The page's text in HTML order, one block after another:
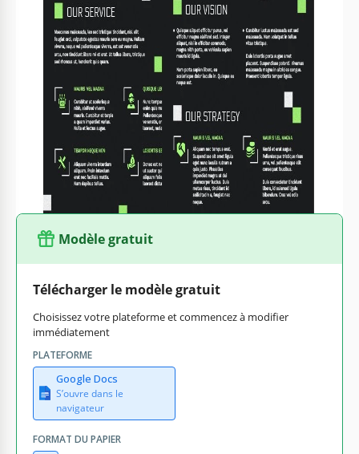
Bien sûr, oui. Vous devez créer une copie du modèle dans
Google Docs ou MS Word (choisissez l'éditeur que vous
préférez), et avec les outils intégrés, personnalisez les
schémas de couleurs, les graphiques, les polices, et ajoutez
du texte. Veuillez noter que le positionnement des blocs est
également variable. Déplacez-les autour de la page jusqu'à
ce que cela corresponde!
Besoin de plus de modèles debrochures d'entreprise
inspirants?
Modèle gratuit
Télécharger le modèle gratuit
Choisissez votre plateforme et commencez à modifier
immédiatement
PLATEFORME
Google Docs
S’ouvre dans le
navigateur
FORMAT DU PAPIER